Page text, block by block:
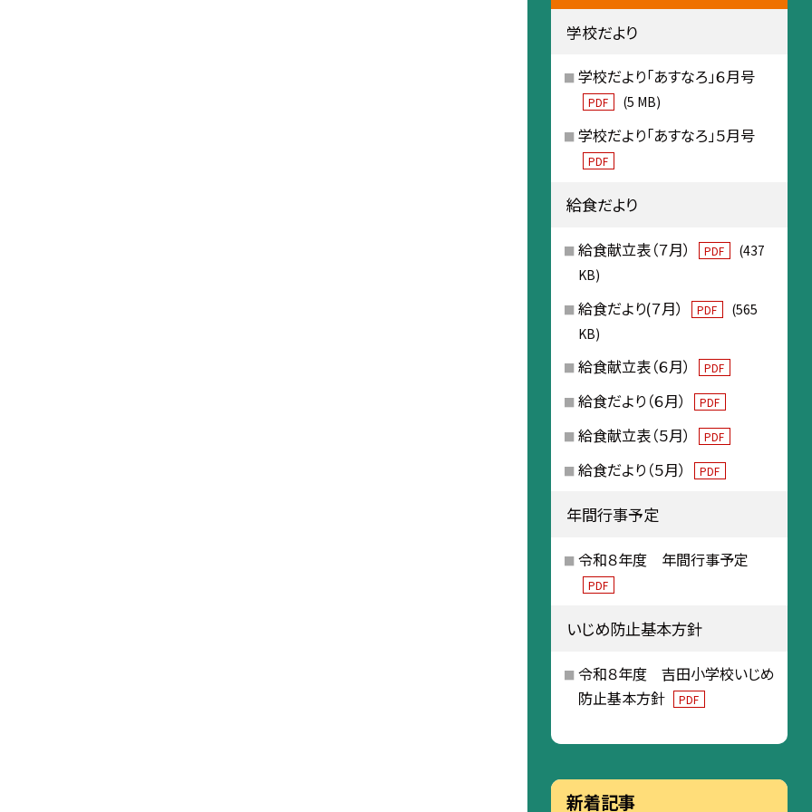
学校だより
学校だより「あすなろ」６月号
PDF (5 MB)
学校だより「あすなろ」５月号
PDF
給食だより
給食献立表（７月） PDF
(437
KB)
給食だより(７月） PDF
(565
KB)
給食献立表（６月） PDF
給食だより（６月） PDF
給食献立表（５月） PDF
給食だより（５月） PDF
年間行事予定
令和８年度 年間行事予定
PDF
いじめ防止基本方針
令和８年度 吉田小学校いじめ
防止基本方針
PDF
新着記事